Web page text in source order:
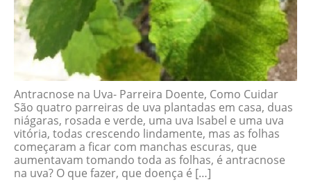
Antracnose na Uva- Parreira Doente, Como Cuidar
São quatro parreiras de uva plantadas em casa, duas
niágaras, rosada e verde, uma uva Isabel e uma uva
vitória, todas crescendo lindamente, mas as folhas
começaram a ficar com manchas escuras, que
aumentavam tomando toda as folhas, é antracnose
na uva? O que fazer, que doença é […]